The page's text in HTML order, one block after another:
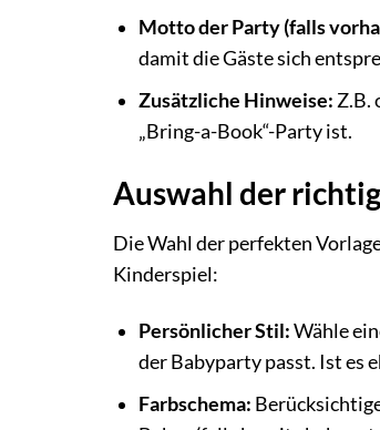
Motto der Party (falls
damit die Gäste sich
Zusätzliche Hinweise: Z.B.
„Bring-a-Book“-Party ist.
Auswahl der
Die Wahl der perfekten
Kinderspiel:
Persönlicher Stil:Wähle
der Babyparty passt. Ist es
Farbschema: